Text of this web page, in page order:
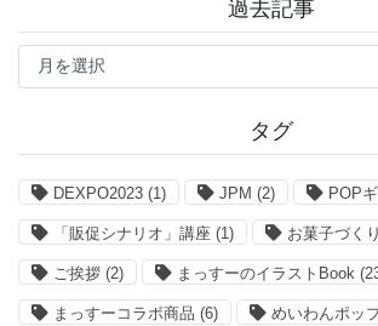
過去記事
過
記
タグ
DEXPO2023 (1) JPM (2) POP
「販促シナリオ」講座 (1) お菓子づくり
ご挨拶 (2) まっすーのイラストBook
まっすーコラボ商品 (6) めいわんポッ